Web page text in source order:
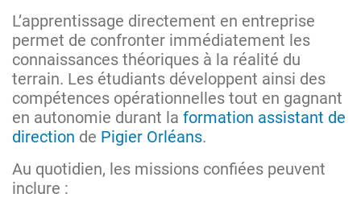
L’apprentissage directement en entreprise
permet de confronter immédiatement les
connaissances théoriques à la réalité du
terrain. Les étudiants développent ainsi des
compétences opérationnelles tout en gagnant
en autonomie durant la formation assistant de
direction de Pigier Orléans.
Au quotidien, les missions confiées peuvent
inclure :